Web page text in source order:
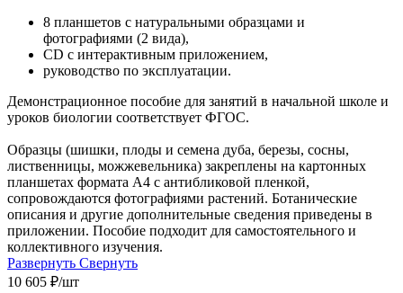
8 планшетов с натуральными образцами и
фотографиями (2 вида),
CD c интерактивным приложением,
руководство по эксплуатации.
Демонстрационное пособие для занятий в начальной школе и
уроков биологии соответствует ФГОС.
Образцы (шишки, плоды и семена дуба, березы, сосны,
лиственницы, можжевельника) закреплены на картонных
планшетах формата А4 с антибликовой пленкой,
сопровождаются фотографиями растений. Ботанические
описания и другие дополнительные сведения приведены в
приложении. Пособие подходит для самостоятельного и
коллективного изучения.
Развернуть Свернуть
10 605 ₽/шт